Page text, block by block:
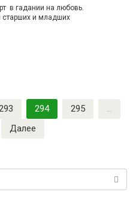
в гадании на любовь.
старших и младших
294 295
…
Далее